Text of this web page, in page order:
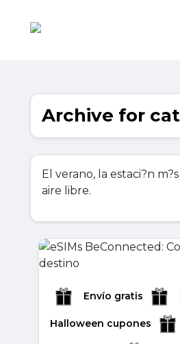
Archive for
El verano, la estaci?n
aire libre.
Envío gratis
Halloween cupones